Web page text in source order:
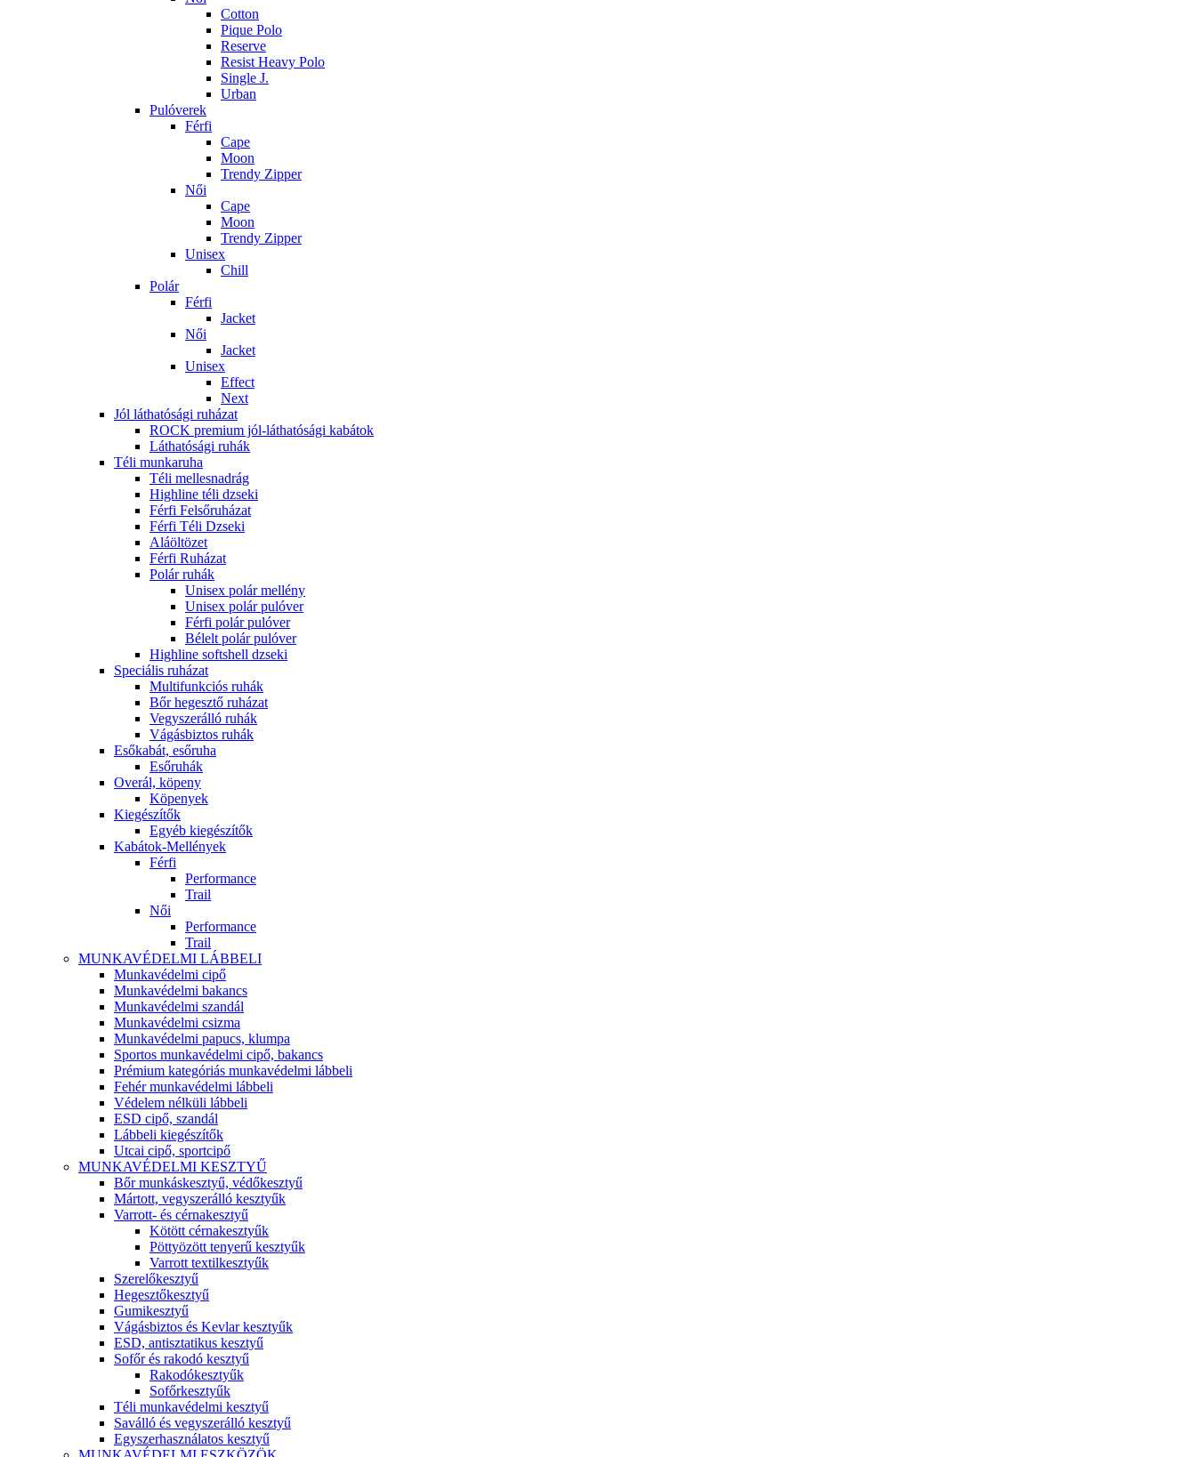
Cotton
Pique Polo
Reserve
Resist Heavy Polo
Single J.
Urban
Pulóverek
Férfi
Cape
Moon
Trendy Zipper
Női
Cape
Moon
Trendy Zipper
Unisex
Chill
Polár
Férfi
Jacket
Női
Jacket
Unisex
Effect
Next
Jól láthatósági ruházat
ROCK premium jól-láthatósági kabátok
Láthatósági ruhák
Téli munkaruha
Téli mellesnadrág
Highline téli dzseki
Férfi Felsőruházat
Férfi Téli Dzseki
Aláöltözet
Férfi Ruházat
Polár ruhák
Unisex polár mellény
Unisex polár pulóver
Férfi polár pulóver
Bélelt polár pulóver
Highline softshell dzseki
Speciális ruházat
Multifunkciós ruhák
Bőr hegesztő ruházat
Vegyszerálló ruhák
Vágásbiztos ruhák
Esőkabát, esőruha
Esőruhák
Overál, köpeny
Köpenyek
Kiegészítők
Egyéb kiegészítők
Kabátok-Mellények
Férfi
Performance
Trail
Női
Performance
Trail
MUNKAVÉDELMI LÁBBELI
Munkavédelmi cipő
Munkavédelmi bakancs
Munkavédelmi szandál
Munkavédelmi csizma
Munkavédelmi papucs, klumpa
Sportos munkavédelmi cipő, bakancs
Prémium kategóriás munkavédelmi lábbeli
Fehér munkavédelmi lábbeli
Védelem nélküli lábbeli
ESD cipő, szandál
Lábbeli kiegészítők
Utcai cipő, sportcipő
MUNKAVÉDELMI KESZTYŰ
Bőr munkáskesztyű, védőkesztyű
Mártott, vegyszerálló kesztyűk
Varrott- és cérnakesztyű
Kötött cérnakesztyűk
Pöttyözött tenyerű kesztyűk
Varrott textilkesztyűk
Szerelőkesztyű
Hegesztőkesztyű
Gumikesztyű
Vágásbiztos és Kevlar kesztyűk
ESD, antisztatikus kesztyű
Sofőr és rakodó kesztyű
Rakodókesztyűk
Sofőrkesztyűk
Téli munkavédelmi kesztyű
Saválló és vegyszerálló kesztyű
Egyszerhasználatos kesztyű